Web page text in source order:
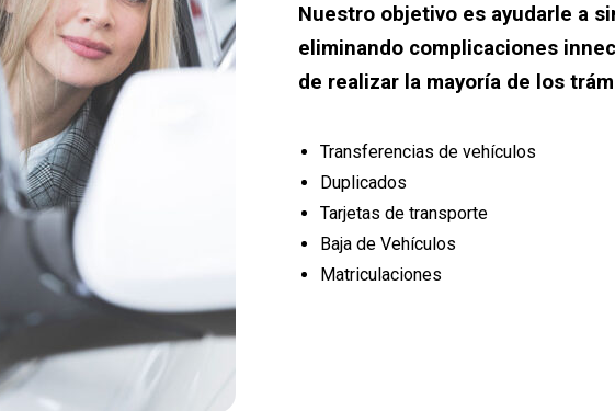
Nuestro objetivo es ayudarle a
eliminando complicaciones
de realizar la mayoría de los
Transferencias de vehículos
Duplicados
Tarjetas de transporte
Baja de Vehículos
Matriculaciones